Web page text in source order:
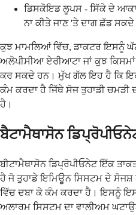
ਡਿਸਕੋਇਡ ਲੂਪਸ - ਸਿੱਕੇ ਦੇ
ਨਾ ਕੀਤੇ ਜਾਣ 'ਤੇ ਦਾਗ ਛੱਡ
ਕੁਝ ਮਾਮਲਿਆਂ ਵਿੱਚ, ਡਾਕਟਰ ਇਸਨੂੰ
ਅਲੋਪੀਸੀਆ ਏਰੀਆਟਾ ਜਾਂ ਕੁਝ
ਕਰ ਸਕਦੇ ਹਨ। ਮੁੱਖ ਗੱਲ ਇਹ ਹੈ ਕਿ
ਕੰਮ ਕਰਦਾ ਹੈ ਜਿੱਥੇ ਸੋਜ ਤੁਹਾਡੀ ਚਮੜੀ
ਹੈ।
ਬੈਟਾਮੈਥਾਸੋਨ
ਬੀਟਾਮੈਥਾਸੋਨ ਡਿਪ੍ਰੋਪੀਓਨੇਟ ਇੱਕ
ਹੈ ਜੋ ਤੁਹਾਡੇ ਇਮਿਊਨ ਸਿਸਟਮ ਦੇ ਸੋਜਸ਼
ਵਿੱਚ ਦਬਾ ਕੇ ਕੰਮ ਕਰਦਾ ਹੈ। ਇਸਨੂੰ
ਅਲਾਰਮ ਸਿਸਟਮ ਦਾ ਵਾਲੀਅਮ